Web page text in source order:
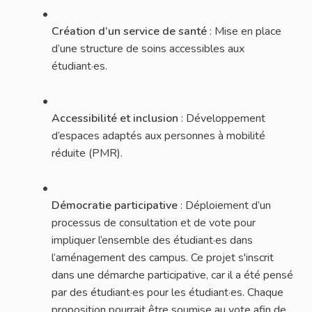
Création d’un service de santé: Mise en place
d’une structure de soins accessibles aux
étudiant·es.
Accessibilité et inclusion : Développement
d’espaces adaptés aux personnes à mobilité
réduite (PMR).
Démocratie participative: Déploiement d’un
processus de consultation et de vote pour
impliquer l’ensemble des étudiant·es dans
l’aménagement des campus. Ce projet s'inscrit
dans une démarche participative, car il a été pensé
par des étudiant·es pour les étudiant·es. Chaque